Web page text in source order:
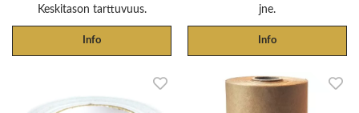
Keskitason tarttuvuus.
Info
jne.
Info